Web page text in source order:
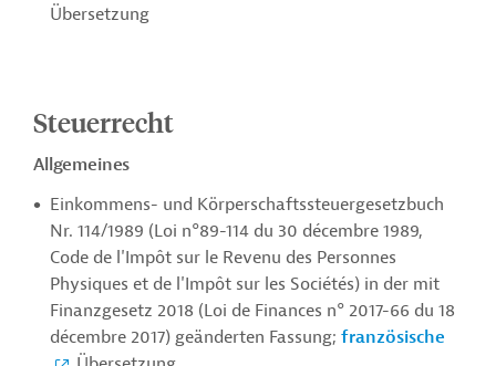
Übersetzung
Steuerrecht
Allgemeines
Einkommens- und Körperschaftssteuergesetzbuch
Nr. 114/1989 (Loi n°89-114 du 30 décembre 1989,
Code de l'Impôt sur le Revenu des Personnes
Physiques et de l'Impôt sur les Sociétés) in der mit
Finanzgesetz 2018 (Loi de Finances n° 2017-66 du 18
décembre 2017) geänderten Fassung; französische